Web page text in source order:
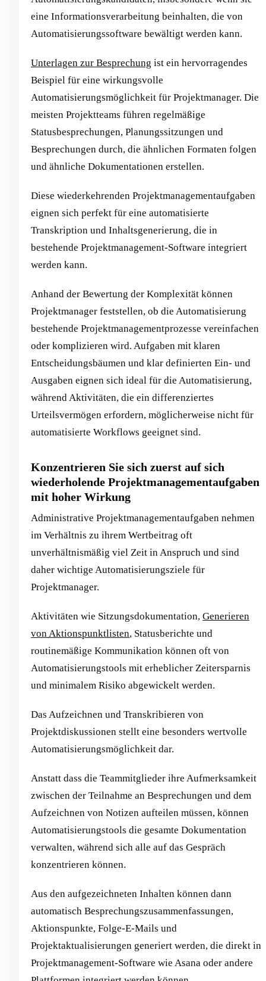
eine Informationsverarbeitung beinhalten, die von
Automatisierungssoftware bewältigt werden kann.
Unterlagen zur Besprechung ist ein hervorragendes
Beispiel für eine wirkungsvolle
Automatisierungsmöglichkeit für Projektmanager. Die
meisten Projektteams führen regelmäßige
Statusbesprechungen, Planungssitzungen und
Besprechungen durch, die ähnlichen Formaten folgen
und ähnliche Dokumentationen erstellen.
Diese wiederkehrenden Projektmanagementaufgaben
eignen sich perfekt für eine automatisierte
Transkription und Inhaltsgenerierung, die in
bestehende Projektmanagement-Software integriert
werden kann.
Anhand der Bewertung der Komplexität können
Projektmanager feststellen, ob die Automatisierung
bestehende Projektmanagementprozesse vereinfachen
oder komplizieren wird. Aufgaben mit klaren
Entscheidungsbäumen und klar definierten Ein- und
Ausgaben eignen sich ideal für die Automatisierung,
während Aktivitäten, die ein differenziertes
Urteilsvermögen erfordern, möglicherweise nicht für
automatisierte Workflows geeignet sind.
Konzentrieren Sie sich zuerst auf sich
wiederholende Projektmanagementaufgaben
mit hoher Wirkung
Administrative Projektmanagementaufgaben nehmen
im Verhältnis zu ihrem Wertbeitrag oft
unverhältnismäßig viel Zeit in Anspruch und sind
daher wichtige Automatisierungsziele für
Projektmanager.
Aktivitäten wie Sitzungsdokumentation, Generieren
von Aktionspunktlisten, Statusberichte und
routinemäßige Kommunikation können oft von
Automatisierungstools mit erheblicher Zeitersparnis
und minimalem Risiko abgewickelt werden.
Das Aufzeichnen und Transkribieren von
Projektdiskussionen stellt eine besonders wertvolle
Automatisierungsmöglichkeit dar.
Anstatt dass die Teammitglieder ihre Aufmerksamkeit
zwischen der Teilnahme an Besprechungen und dem
Aufzeichnen von Notizen aufteilen müssen, können
Automatisierungstools die gesamte Dokumentation
verwalten, während sich alle auf das Gespräch
konzentrieren können.
Aus den aufgezeichneten Inhalten können dann
automatisch Besprechungszusammenfassungen,
Aktionspunkte, Folge-E-Mails und
Projektaktualisierungen generiert werden, die direkt in
Projektmanagement-Software wie Asana oder andere